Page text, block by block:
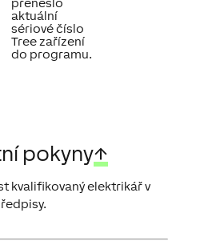
přeneslo
aktuální
sériové číslo
Tree zařízení
do programu.
pokyny↑
kvalifikovaný elektrikář v